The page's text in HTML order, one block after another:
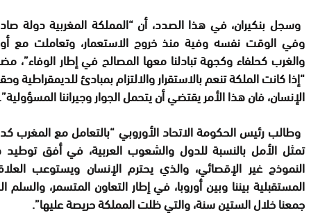
وسجل بنكيران، في هذا الصدد، أن “المملكة المغربية دولة
وفي الوقت نفسه وفية منذ خروج الاستعمار، وتعاملت مع
والغرب كحلفاء وكجهة تبادلنا معها المصالح في إطار الوفاء”،
“إذا كانت الملكة تنعم بالاستقرار والالتزام بمبادئ للديمقراطية
الإنسان، فان هذا الأمر يقتضي أن يتحمل الجوار وجيراننا
وطالب رئيس الحكومة الاتحاد الأوروبي “بالتعامل مع المغرب
تمثل الأمل بالنسبة للدول والشعوب العربية، في أفق توطيد
النموذج غير الإقصائي، والذي يحترم الإنسان ويستوعب
المستقبلية بيننا وبين أوروبا، في إطار التعاون المتسمر، والسلم
جمعنا خلال الستين سنة، والتي ظلت المملكة حريصة عليها”.